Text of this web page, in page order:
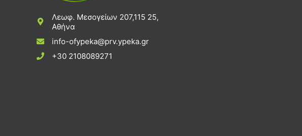
Λεωφ. Μεσογείων 207,115 25,
Αθήνα
info-ofypeka@prv.ypeka.gr
+30 2108089271